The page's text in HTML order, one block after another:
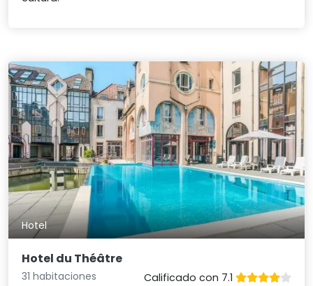
Hotel
Hotel du Théâtre
31 habitaciones
Calificado con 7.1